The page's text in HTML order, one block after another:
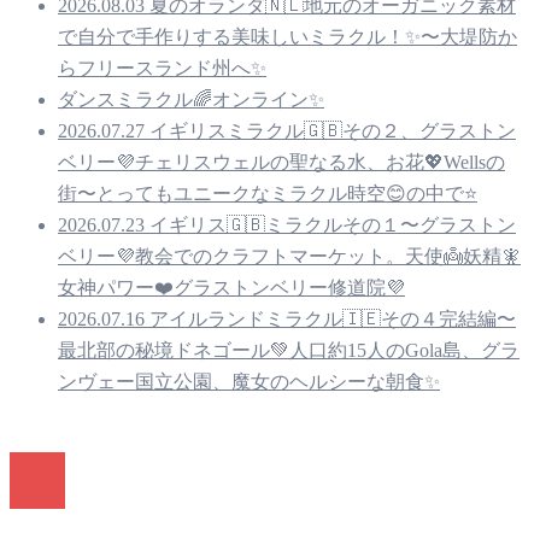
2026.08.03 夏のオランダ🇳🇱地元のオーガニック素材
で自分で手作りする美味しいミラクル！✨〜大堤防か
らフリースランド州へ✨
ダンスミラクル🌈オンライン✨
2026.07.27 イギリスミラクル🇬🇧その２、グラストン
ベリー💜チェリスウェルの聖なる水、お花💖Wellsの
街〜とってもユニークなミラクル時空😊の中で⭐️
2026.07.23 イギリス🇬🇧ミラクルその１〜グラストン
ベリー💜教会でのクラフトマーケット。天使👼妖精🧚
女神パワー❤️グラストンベリー修道院💜
2026.07.16 アイルランドミラクル🇮🇪その４完結編〜
最北部の秘境ドネゴール💚人口約15人のGola島、グラ
ンヴェー国立公園、魔女のヘルシーな朝食✨